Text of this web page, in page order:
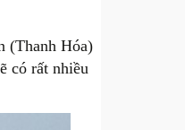
(Thanh Hóa)
có rất nhiều